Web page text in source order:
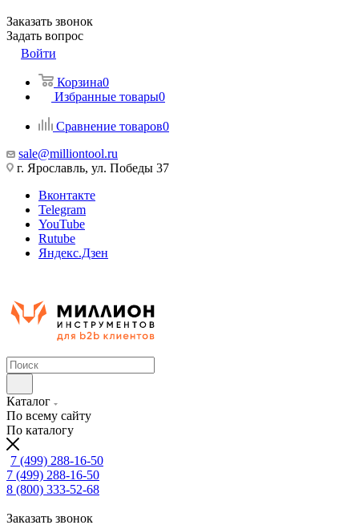
Заказать звонок
Задать вопрос
Войти
Корзина0
Избранные товары0
Сравнение товаров0
sale@milliontool.ru
г. Ярославль, ул. Победы 37
Вконтакте
Telegram
YouTube
Rutube
Яндекс.Дзен
Каталог
По всему сайту
По каталогу
7 (499) 288-16-50
7 (499) 288-16-50
8 (800) 333-52-68
Заказать звонок